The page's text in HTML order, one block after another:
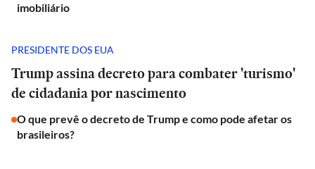
imobiliário
PRESIDENTE DOS EUA
Trump assina decreto para combater 'turismo'
de cidadania por nascimento
O que prevê o decreto de Trump e como pode afetar os
brasileiros?